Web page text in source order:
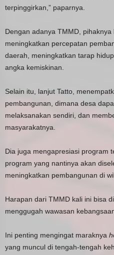
terpinggirkan,” paparnya.
Dengan adanya TMMD,
meningkatkan percepatan
daerah, meningkatkan tarap
angka kemiskinan.
Selain itu, lanjut Tatto,
pembangunan, dimana desa
melaksanakan sendiri, dan
masyarakatnya.
Dia juga mengapresiasi program
program yang nantinya akan
meningkatkan pembangunan di
Harapan dari TMMD kali ini bisa
menggugah wawasan
Ini penting mengingat maraknya
yang muncul di tengah-tengah